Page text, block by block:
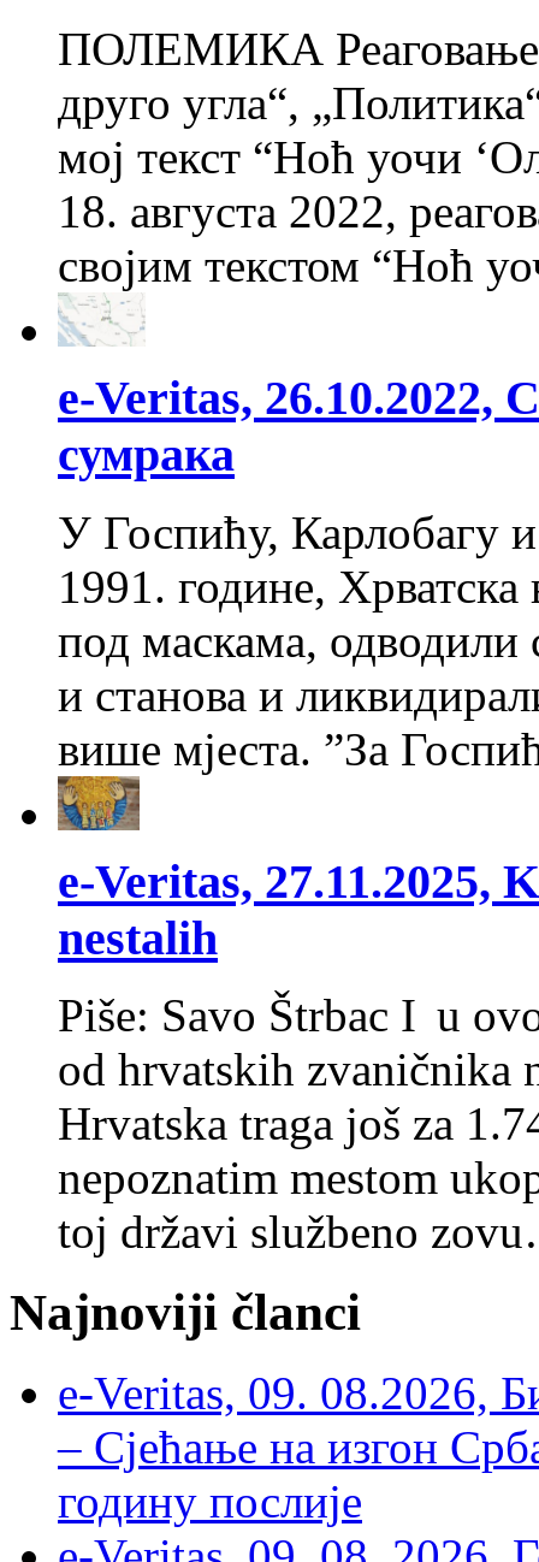
ПОЛЕМИКА Реаговање
друго угла“,
мој текст “Ноћ уочи
18. августа 2022,
својим текстом “Ноћ
e-Veritas, 26.10.2022,
сумрака
У Госпићу, Карлобагу
1991. године, Хрватска
под маскама, одводили
и станова и
више мјеста. ”За
e-Veritas, 27.11.2025,
nestalih
Piše: Savo Štrbac I u
od hrvatskih zvaničnika
Hrvatska traga još za
nepoznatim mestom
toj državi službeno
Najnoviji članci
e-Veritas, 09. 08.2026,
– Сјећање на изгон
годину послије